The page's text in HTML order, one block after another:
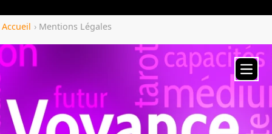
Accueil › Mentions Légales